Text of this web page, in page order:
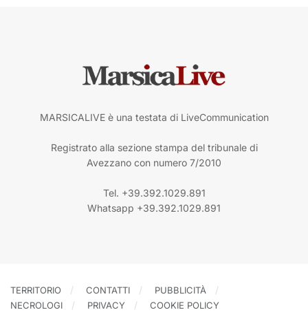
MARSICALIVE è una testata di LiveCommunication
Registrato alla sezione stampa del tribunale di
Avezzano con numero 7/2010
Tel. +39.392.1029.891
Whatsapp +39.392.1029.891
TERRITORIO CONTATTI
PUBBLICITÀ
NECROLOGI
PRIVACY COOKIE POLICY